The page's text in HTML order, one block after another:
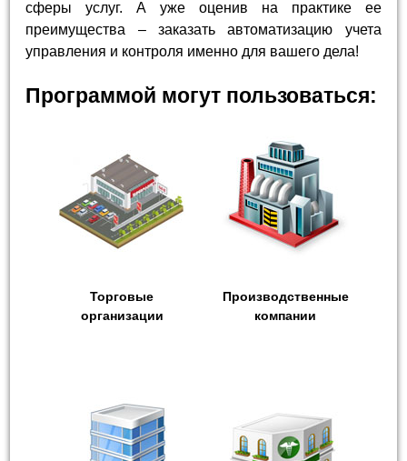
сферы услуг. А уже оценив на практике ее
преимущества – заказать автоматизацию учета
управления и контроля именно для вашего дела!
Программой могут пользоваться:
Торговые
организации
Производственные
компании